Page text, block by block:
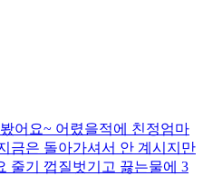
어요~ 어렸을적에 친정엄마
금은 돌아가셔서 안 계시지만
줄기 껍질벗기고 끓는물에 3